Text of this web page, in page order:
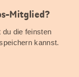
Mitglied?
du die feinsten
kannst.